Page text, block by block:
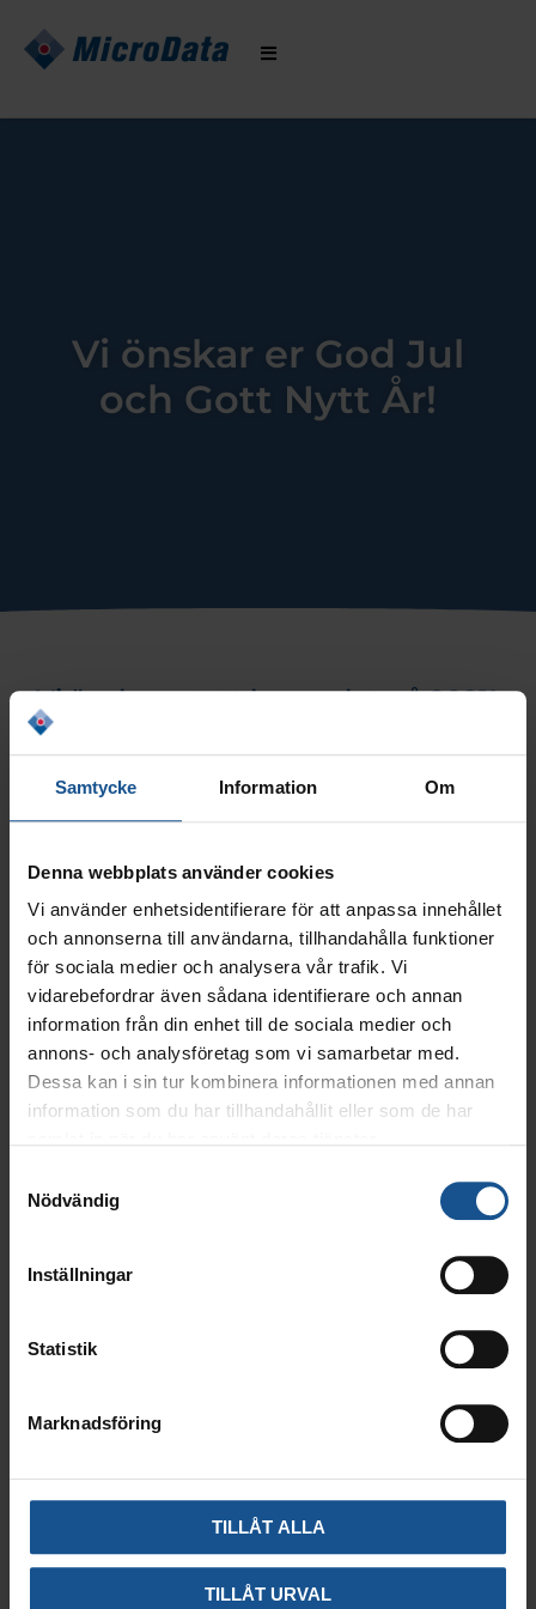
Samtycke Information Om
Denna webbplats använder cookies
Vi använder enhetsidentifierare för att anpassa innehållet
och annonserna till användarna, tillhandahålla funktioner
för sociala medier och analysera vår trafik. Vi
vidarebefordrar även sådana identifierare och annan
information från din enhet till de sociala medier och
annons- och analysföretag som vi samarbetar med.
Dessa kan i sin tur kombinera informationen med annan
information som du har tillhandahållit eller som de har
Nödvändig
Inställningar
Statistik
Marknadsföring
TILLÅT ALLA
TILLÅT URVAL
innehåll
Vi önskar er God Jul
och Gott Nytt År!
Vi önskar er ett bra avslut på 2021!
Vänner, kunder och partners, vi vill tacka er för ett bra år och
önska er en riktigt God Jul och ett Gott Nytt År. Även 2021
att anpassa sig till det nya arbetsätt som distansarbete
tillsammans med er.
Istället för julklappar stödjer viBarncancerfonden
denna jul. Vi är stolta över att bidra till deras livsviktiga
arbete. Tack för att ni är med och bidrar till att hålla cancern
Vi vill önska er en riktigt fridfull jul och ett bra avslut på
året.